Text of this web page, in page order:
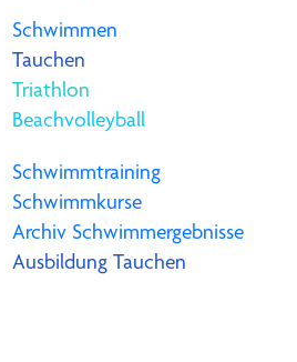
Schwimmen
Tauchen
Triathlon
Beachvolleyball
Schwimmtraining
Schwimmkurse
Archiv Schwimmergebnisse
Ausbildung Tauchen